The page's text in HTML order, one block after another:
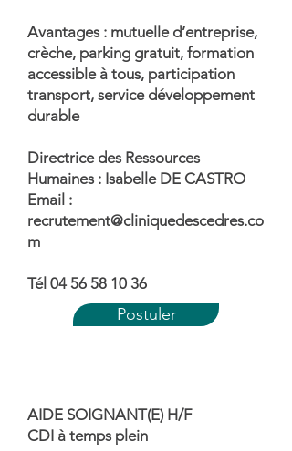
Avantages : mutuelle d’entreprise,
crèche, parking gratuit, formation
accessible à tous, participation
transport, service développement
durable
Directrice des Ressources
Humaines : Isabelle DE CASTRO
Email :
recrutement@cliniquedescedres.co
m
Tél 04 56 58 10 36
Postuler
AIDE SOIGNANT(E) H/F
CDI à temps plein